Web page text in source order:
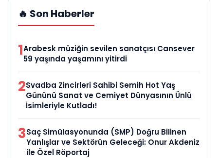
🔥 Son Haberler
1Arabesk müziğin sevilen sanatçısı Cansever
59 yaşında yaşamını yitirdi
2Svadba Zincirleri Sahibi Semih Hot Yaş
Gününü Sanat ve Cemiyet Dünyasının Ünlü
İsimleriyle Kutladı!
3Saç Simülasyonunda (SMP) Doğru Bilinen
Yanlışlar ve Sektörün Geleceği: Onur Akdeniz
ile Özel Röportaj